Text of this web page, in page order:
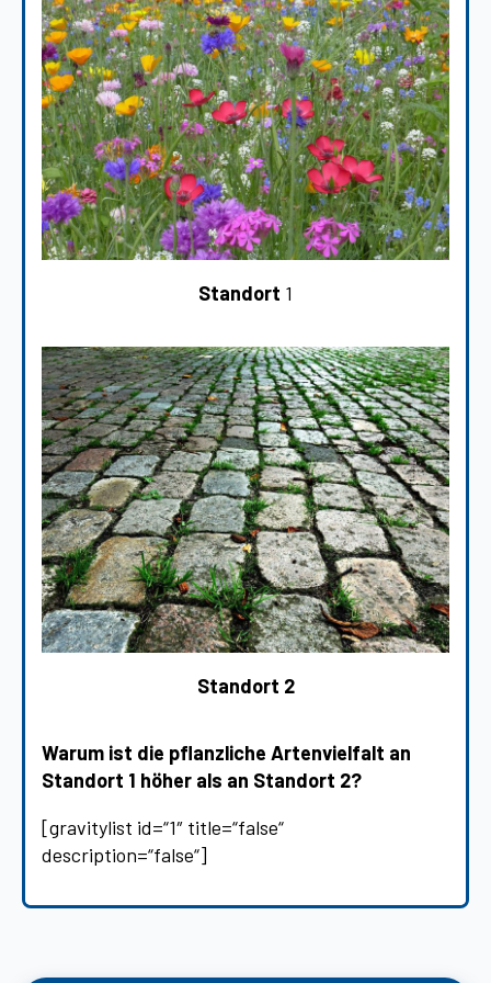
Standort 1
Standort 2
Warum ist die pflanzliche Artenvielfalt an
Standort 1 höher als an Standort 2?
[gravitylist id=“1″ title=“false“
description=“false“]